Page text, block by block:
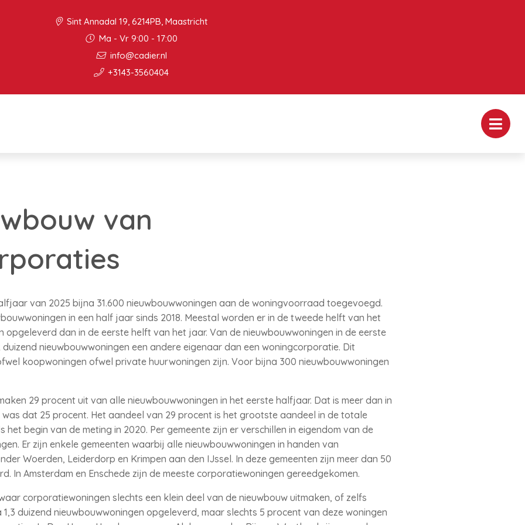
Sint Annadal 19, 6214PB, Maastricht
Ma - Vr 9:00 - 17:00
info@cadier.nl
+3143-3560404
van
van 2025 bijna 31.600 nieuwbouwwoningen aan de woningvoorraad toegevoegd.
in een half jaar sinds 2018. Meestal worden er in de tweede helft van het
opgeleverd dan in de eerste helft van het jaar. Van de nieuwbouwwoningen in de eerste
nieuwbouwwoningen een andere eigenaar dan een woningcorporatie. Dit
koopwoningen ofwel private huurwoningen zijn. Voor bijna 300 nieuwbouwwoningen
29 procent uit van alle nieuwbouwwoningen in het eerste halfjaar. Dat is meer dan in
dat 25 procent. Het aandeel van 29 procent is het grootste aandeel in de totale
het begin van de meting in 2020. Per gemeente zijn er verschillen in eigendom van de
Er zijn enkele gemeenten waarbij alle nieuwbouwwoningen in handen van
Woerden, Leiderdorp en Krimpen aan den IJssel. In deze gemeenten zijn meer dan 50
In Amsterdam en Enschede zijn de meeste corporatiewoningen gereedgekomen.
corporatiewoningen slechts een klein deel van de nieuwbouw uitmaken, of zelfs
duizend nieuwbouwwoningen opgeleverd, maar slechts 5 procent van deze woningen